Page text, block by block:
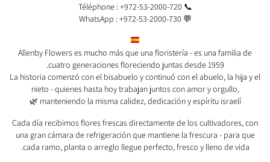
📞 Téléphone : +972-53-2000-720
💬 WhatsApp : +972-53-2000-730
Allenby Flowers es mucho más que una floristería - es una familia de
cuatro generaciones floreciendo juntas desde 1959.
La historia comenzó con el bisabuelo y continuó con el abuelo, la hija y el
nieto - quienes hasta hoy trabajan juntos con amor y orgullo,
manteniendo la misma calidez, dedicación y espíritu israelí 🌿
Cada día recibimos flores frescas directamente de los cultivadores, con
una gran cámara de refrigeración que mantiene la frescura - para que
cada ramo, planta o arreglo llegue perfecto, fresco y lleno de vida.